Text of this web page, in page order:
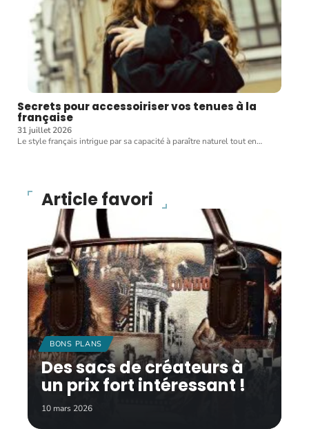
Secrets pour accessoiriser vos tenues à la
française
31 juillet 2026
Le style français intrigue par sa capacité à paraître naturel tout en…
Article favori
BONS PLANS
Des sacs de créateurs à
un prix fort intéressant !
10 mars 2026